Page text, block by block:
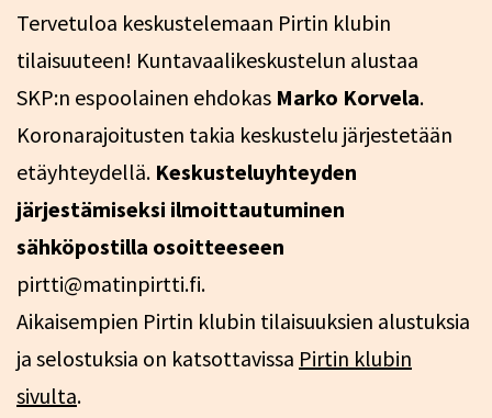
Tervetuloa keskustelemaan Pirtin klubin
tilaisuuteen! Kuntavaalikeskustelun alustaa
SKP:n espoolainen ehdokas Marko Korvela.
Koronarajoitusten takia keskustelu järjestetään
etäyhteydellä. Keskusteluyhteyden
järjestämiseksi ilmoittautuminen
sähköpostilla osoitteeseen
pirtti@matinpirtti.fi.
Aikaisempien Pirtin klubin tilaisuuksien alustuksia
ja selostuksia on katsottavissa Pirtin klubin
sivulta.